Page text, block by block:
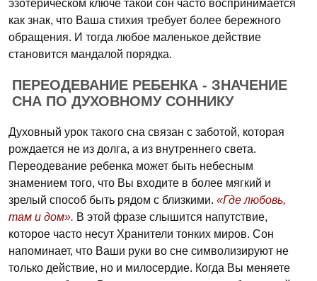
эзотерическом ключе такой сон часто воспринимается
как знак, что Ваша стихия требует более бережного
обращения. И тогда любое маленькое действие
становится мандалой порядка.
ПЕРЕОДЕВАНИЕ РЕБЕНКА - ЗНАЧЕНИЕ
СНА ПО ДУХОВНОМУ СОННИКУ
Духовный урок такого сна связан с заботой, которая
рождается не из долга, а из внутреннего света.
Переодевание ребенка может быть небесным
знамением того, что Вы входите в более мягкий и
зрелый способ быть рядом с близкими. «Где любовь,
там и дом». В этой фразе слышится напутствие,
которое часто несут Хранители тонких миров. Сон
напоминает, что Ваши руки во сне символизируют не
только действие, но и милосердие. Когда Вы меняете